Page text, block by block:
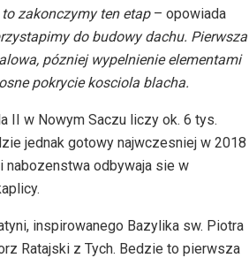
zakonczymy ten etap– opowiada
do budowy dachu. Pierwsza
pózniej wypelnienie elementami
pokrycie kosciola blacha.
II w Nowym Saczu liczy ok. 6 tys.
jednak gotowy najwczesniej w 2018
nabozenstwa odbywaja sie w
inspirowanego Bazylika sw. Piotra
Ratajski z Tych. Bedzie to pierwsza